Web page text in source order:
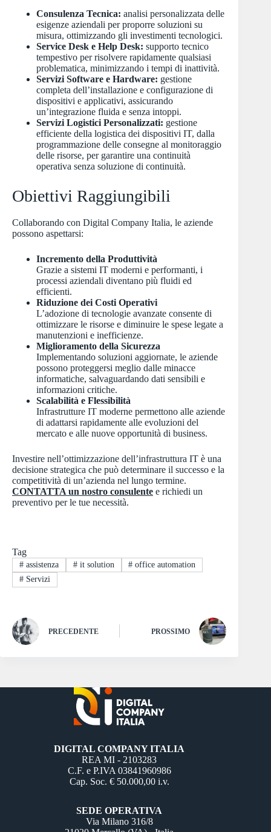
Consulenza Tecnica: analisi personalizzata delle
esigenze aziendali per proporre soluzioni su
misura, ottimizzando gli investimenti tecnologici.
Service Desk e Help Desk: supporto tecnico
tempestivo per risolvere rapidamente qualsiasi
problematica, minimizzando i tempi di inattività.
Servizi Software e Hardware: gestione
completa dell’installazione e configurazione di
dispositivi e applicativi, assicurando
un’integrazione fluida e senza intoppi.
Servizi Logistici Personalizzati: gestione
efficiente della logistica dei dispositivi IT, dalla
programmazione delle consegne al monitoraggio
delle risorse, per garantire una continuità
operativa senza soluzione di continuità.
Obiettivi Raggiungibili
Collaborando con Digital Company Italia, le aziende
possono aspettarsi:
Incremento della Produttività
Grazie a sistemi IT moderni e performanti, i
processi aziendali diventano più fluidi ed
efficienti.
Riduzione dei Costi Operativi
L’adozione di tecnologie avanzate consente di
ottimizzare le risorse e diminuire le spese legate a
manutenzioni e inefficienze.
Miglioramento della Sicurezza
Implementando soluzioni aggiornate, le aziende
possono proteggersi meglio dalle minacce
informatiche, salvaguardando dati sensibili e
informazioni critiche.
Scalabilità e Flessibilità
Infrastrutture IT moderne permettono alle aziende
di adattarsi rapidamente alle evoluzioni del
mercato e alle nuove opportunità di business.
Investire nell’ottimizzazione dell’infrastruttura IT è una
decisione strategica che può determinare il successo e la
competitività di un’azienda nel lungo termine.
CONTATTA un nostro consulente e richiedi un
preventivo per le tue necessità.
Tag
#assistenza #it solution # office automation
#Servizi
PRECEDENTE PROSSIMO
DIGITAL COMPANY ITALIA
REA MI - 2103283
C.F. e P.IVA 03841960986
Cap. Soc. € 50.000,00 i.v.
SEDE OPERATIVA
Via Milano 316/8